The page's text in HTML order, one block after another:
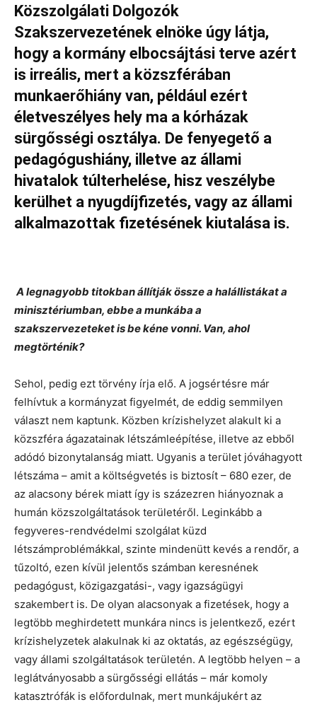
Közszolgálati Dolgozók
Szakszervezetének elnöke úgy látja,
hogy a kormány elbocsájtási terve azért
is irreális, mert a közszférában
munkaerőhiány van, például ezért
életveszélyes hely ma a kórházak
sürgősségi osztálya. De fenyegető a
pedagógushiány, illetve az állami
hivatalok túlterhelése, hisz veszélybe
kerülhet a nyugdíjfizetés, vagy az állami
alkalmazottak fizetésének kiutalása is.
A legnagyobb titokban állítják össze a halállistákat a
minisztériumban, ebbe a munkába a
szakszervezeteket is be kéne vonni. Van, ahol
megtörténik?
Sehol, pedig ezt törvény írja elő. A jogsértésre már
felhívtuk a kormányzat figyelmét, de eddig semmilyen
választ nem kaptunk. Közben krízishelyzet alakult ki a
közszféra ágazatainak létszámleépítése, illetve az ebből
adódó bizonytalanság miatt. Ugyanis a terület jóváhagyott
létszáma – amit a költségvetés is biztosít – 680 ezer, de
az alacsony bérek miatt így is százezren hiányoznak a
humán közszolgáltatások területéről. Leginkább a
fegyveres-rendvédelmi szolgálat küzd
létszámproblémákkal, szinte mindenütt kevés a rendőr, a
tűzoltó, ezen kívül jelentős számban keresnének
pedagógust, közigazgatási-, vagy igazságügyi
szakembert is. De olyan alacsonyak a fizetések, hogy a
legtöbb meghirdetett munkára nincs is jelentkező, ezért
krízishelyzetek alakulnak ki az oktatás, az egészségügy,
vagy állami szolgáltatások területén. A legtöbb helyen – a
leglátványosabb a sürgősségi ellátás – már komoly
katasztrófák is előfordulnak, mert munkájukért az